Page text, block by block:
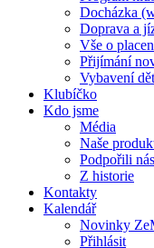
Docházka
Doprava a
Vše o
Přijímání
Vybavení
Klubíčko
Kdo jsme
Média
Naše
Podpořili nás
Z historie
Kontakty
Kalendář
Novinky
Přihlásit